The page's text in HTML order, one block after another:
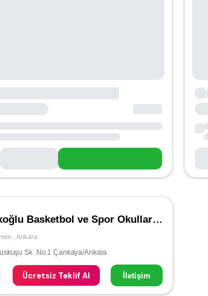
Hidayet Türkoğlu Basketbol ve Spor Okulları - Dikmen
Ankara
Sk. No:1 Çankaya/Ankara
Ücretsiz Teklif Al İletişim